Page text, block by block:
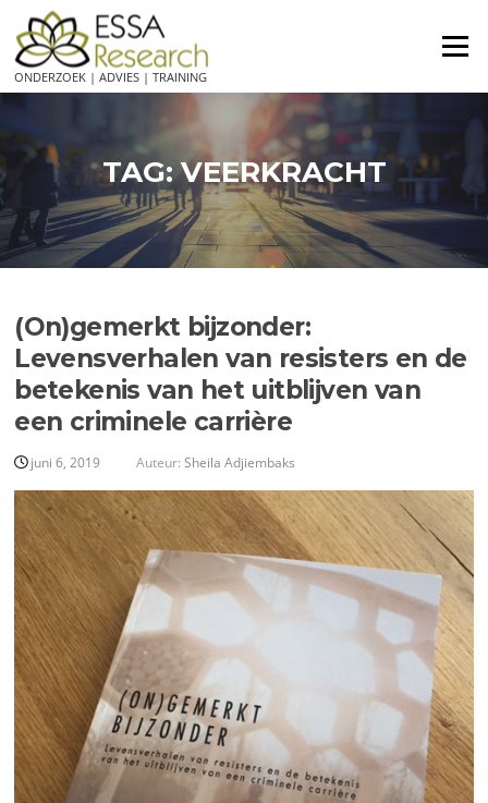
naar
de
inhoud
ONDERZOEK | ADVIES | TRAINING
Menu
TAG:VEERKRACHT
(On)gemerkt bijzonder:
Levensverhalen van resisters en de
betekenis van het uitblijven van
een criminele carrière
juni 6, 2019 Auteur:Sheila Adjiembaks